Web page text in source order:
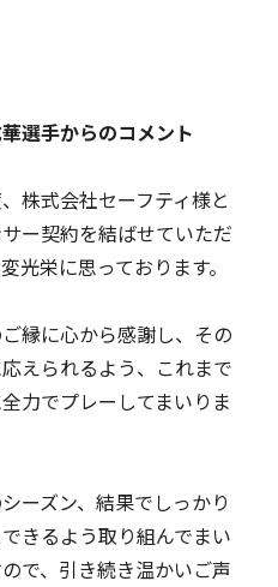
選手からのコメント
株式会社セーフティ様と
ー契約を結ばせていただ
光栄に思っております。
縁に心から感謝し、その
えられるよう、これまで
力でプレーしてまいりま
ーズン、結果でしっかり
きるよう取り組んでまい
で、引き続き温かいご声